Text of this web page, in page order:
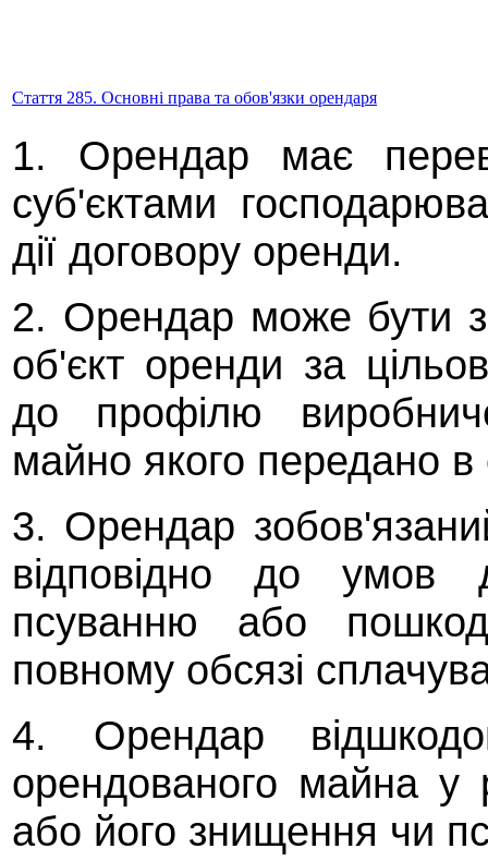
Стаття 285. Основні права та обов'язки орендаря
1. Орендар має
суб'єктами
дії договору оренди.
2. Орендар може бути
об'єкт оренди за
до профілю
майно якого передано в
3. Орендар
відповідно до умов
псуванню або
повному обсязі
4. Орендар
орендованого майна у
або його знищення чи